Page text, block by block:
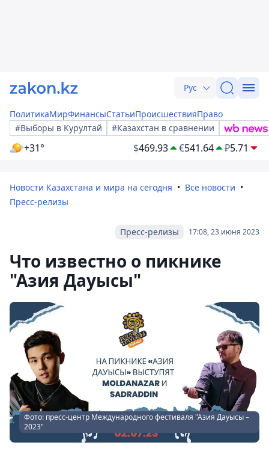
Рус
ПолитикаМирФинансыСтатьиПроисшествияПраво
#Выборы в Курултай
#Казахстан в сравнении
+31° $469.93 €541.64 ₽5.71
Новости Казахстана и мира на сегодня
Все новости
Пресс-релизы
17:08, 23 июня 2023
Пресс-релизы
Что известно о пикнике
"Азия Дауысы"
Фото: пресс-центр Международного фестиваля "Азия Дауысы –
2023"